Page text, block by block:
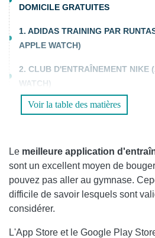
DOMICILE GRATUITES
1. ADIDAS TRAINING PAR
APPLE WATCH)
2. CLUB D'ENTRAÎNEMENT NIKE
WATCH)
3. APTIV (ANDROID, IOS, APPLE
5. ASANA REBEL (ANDROID, IOS,
TV)
AUTRES ARTICLES UTILES
Voir la table des matières
Le meilleure application
sont un excellent moyen de
pouvez pas aller au gymnase.
difficile de savoir lesquels sont
considérer.
L'App Store et le Google Play